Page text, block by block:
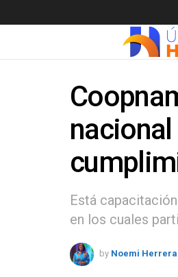
nacional
Está
en los cuales
by Noemi Herrera